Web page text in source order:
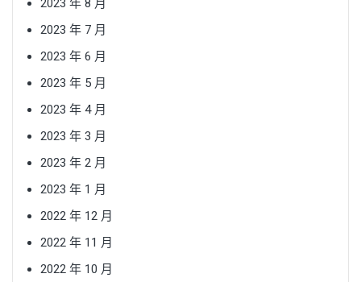
2023 年 8 月
2023 年 7 月
2023 年 6 月
2023 年 5 月
2023 年 4 月
2023 年 3 月
2023 年 2 月
2023 年 1 月
2022 年 12 月
2022 年 11 月
2022 年 10 月